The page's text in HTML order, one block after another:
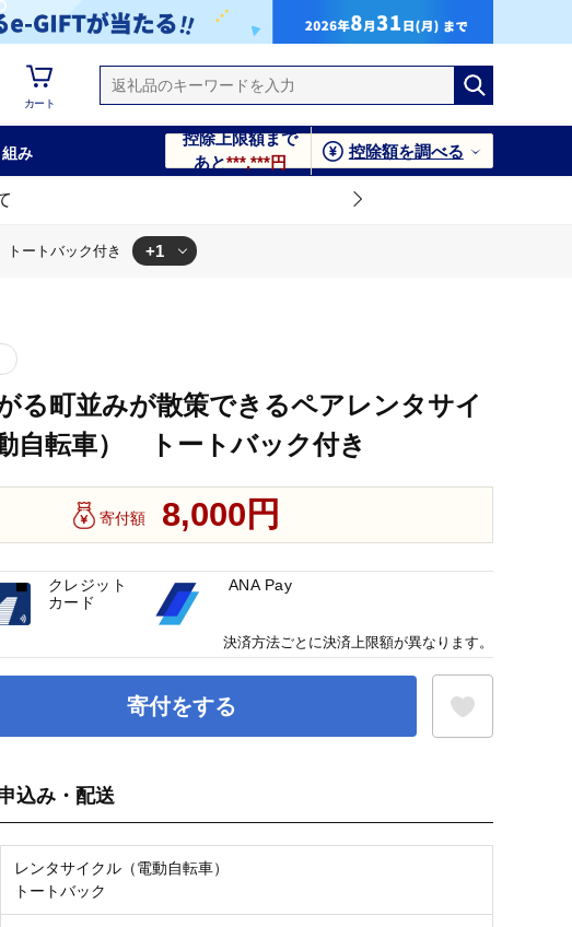
カート
み
控除上限額まで
あと***,***円
控除額を調べる
ートバック付き +1
る町並みが散策できるペアレンタサイ
自転車） トートバック付き
寄付額 8,000円
寄付をする
込み・配送
レンタサイクル（電動自転車）
トートバック
クレジット
カード
ANA Pay
決済方法ごとに決済上限額が異なります。